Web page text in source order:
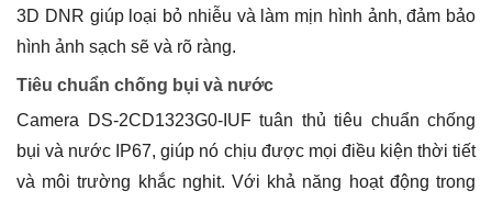
3D DNR giúp loại bỏ nhiễu và làm mịn hình ảnh, đảm bảo
hình ảnh sạch sẽ và rõ ràng.
Tiêu chuẩn chống bụi và nước
Camera DS-2CD1323G0-IUF tuân thủ tiêu chuẩn chống
bụi và nước IP67, giúp nó chịu được mọi điều kiện thời tiết
và môi trường khắc nghit. Với khả năng hoạt động trong